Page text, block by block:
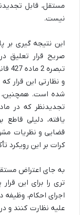
مستقل، قابل
نیست.
این نتیجه گیری بر
صریح قرار تعلیق
شده است. همچنین،
یافته، دلیلی
قضایی و نظریات
کرات بر این رویکرد
به جای اعتراض
تری را برای این
اجرای احکام،
علیه نظارت کنند و